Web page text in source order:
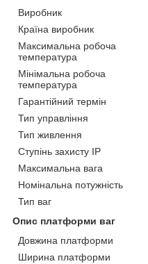
Виробник
Країна виробник
Максимальна робоча
температура
Мінімальна робоча
температура
Гарантійний термін
Тип управління
Тип живлення
Ступінь захисту IP
Максимальна вага
Номінальна потужність
Тип ваг
Опис платформи ваг
Довжина платформи
Ширина платформи